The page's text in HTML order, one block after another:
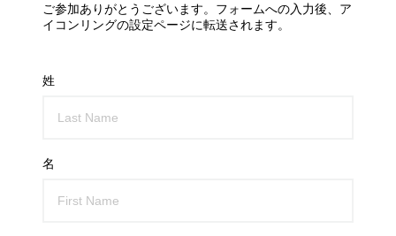
ご参加ありがとうございます。フォームへの入力後、ア
イコンリングの設定ページに転送されます。
姓
名